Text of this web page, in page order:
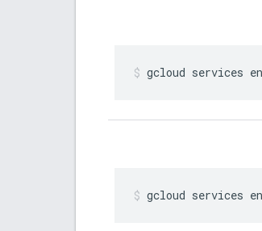
gcloud services
gcloud services